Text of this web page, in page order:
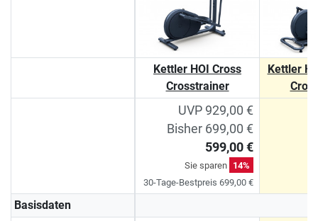
Kettler HOI Cross
Crosstrainer
Kettler
UVP 929,00 €
Bisher 699,00 €
599,00 €
Sie sparen 14%
30-Tage-Bestpreis 699,00 €
Basisdaten